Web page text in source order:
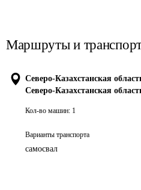
Маршруты и
Северо-Казахстанская
Северо-Казахстанская
Кол-во машин: 1
Варианты транспорта
самосвал